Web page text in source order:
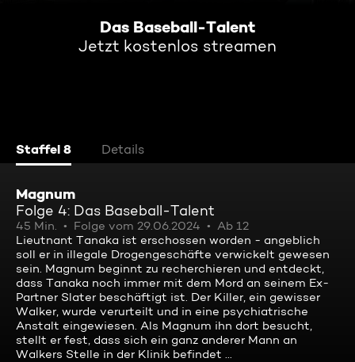
Das Baseball-Talent
Jetzt kostenlos streamen
Staffel 8 Details
Magnum
Folge 4: Das Baseball-Talent
45 Min. Folge vom 29.06.2024
Ab 12
Lieutnant Tanaka ist erschossen worden - angeblich
soll er in illegale Drogengeschäfte verwickelt gewesen
sein. Magnum beginnt zu recherchieren und entdeckt,
dass Tanaka noch immer mit dem Mord an seinem Ex-
Partner Slater beschäftigt ist. Der Killer, ein gewisser
Walker, wurde verurteilt und in eine psychiatrische
Anstalt eingewiesen. Als Magnum ihn dort besucht,
stellt er fest, dass sich ein ganz anderer Mann an
Walkers Stelle in der Klinik befindet ...